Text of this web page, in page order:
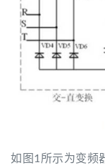
如图1所示为变频